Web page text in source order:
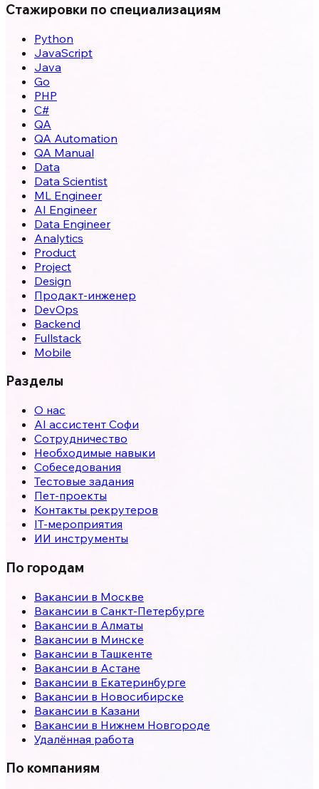
Стажировки по специализациям
Python
JavaScript
Java
Go
PHP
C#
QA
QA Automation
QA Manual
Data
Data Scientist
ML Engineer
AI Engineer
Data Engineer
Analytics
Product
Project
Design
Продакт-инженер
DevOps
Backend
Fullstack
Mobile
Разделы
О нас
AI ассистент Софи
Сотрудничество
Необходимые навыки
Собеседования
Тестовые задания
Пет-проекты
Контакты рекрутеров
IT-мероприятия
ИИ инструменты
По городам
Вакансии в Москве
Вакансии в Санкт-Петербурге
Вакансии в Алматы
Вакансии в Минске
Вакансии в Ташкенте
Вакансии в Астане
Вакансии в Екатеринбурге
Вакансии в Новосибирске
Вакансии в Казани
Вакансии в Нижнем Новгороде
Удалённая работа
По компаниям